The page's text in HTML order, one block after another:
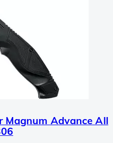
Magnum Advance All